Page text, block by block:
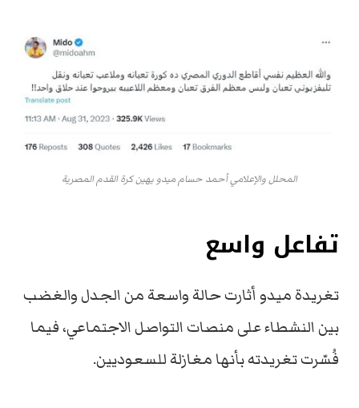
المحلل والإعلامي أحمد حسام ميدو يهين كرة القدم المصرية
تفاعل واسع
تغريدة ميدو أثارت حالة واسعة من الجدل والغضب
بين النشطاء على منصات التواصل الاجتماعي، فيما
فُسّرت تغريدته بأنها مغازلة للسعوديين.